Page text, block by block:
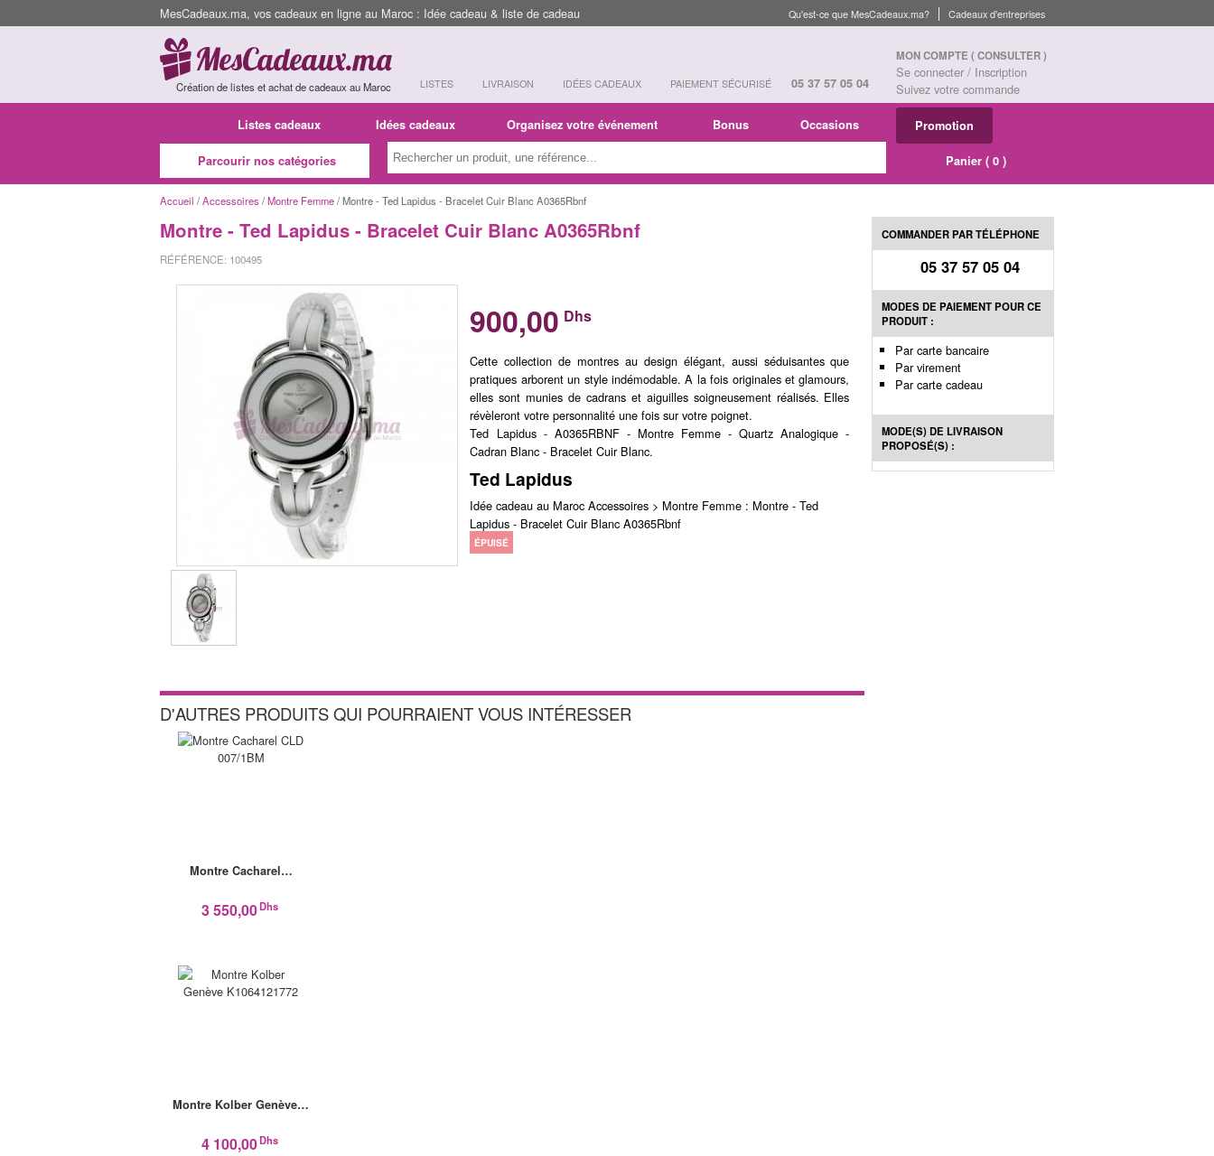
MesCadeaux.ma, vos cadeaux en ligne au Maroc : Idée cadeau & liste de cadeau Cadeaux d'entreprises
Qu'est-ce que MesCadeaux.ma?
Création de listes et achat de cadeaux au Maroc LISTES LIVRAISON IDÉES CADEAUX PAIEMENT SÉCURISÉ 05 37 57 05 04
MON COMPTE ( CONSULTER )
Se connecter / Inscription
Suivez votre commande
Listes cadeaux Idées cadeaux Organisez votre événement Bonus Occasions Promotion
Parcourir nos catégories Panier ( 0 )
Accueil /Accessoires /Montre Femme/ Montre - Ted Lapidus - Bracelet Cuir Blanc A0365Rbnf
Montre - Ted Lapidus - Bracelet Cuir Blanc A0365Rbnf
RÉFÉRENCE: 100495
900,00 Dhs
Cette collection de montres au design élégant, aussi séduisantes que
pratiques arborent un style indémodable. A la fois originales et glamours,
elles sont munies de cadrans et aiguilles soigneusement réalisés. Elles
révèleront votre personnalité une fois sur votre poignet.
Ted Lapidus - A0365RBNF - Montre Femme - Quartz Analogique -
Cadran Blanc - Bracelet Cuir Blanc.
Ted Lapidus
Idée cadeau au Maroc Accessoires > Montre Femme : Montre - Ted
Lapidus - Bracelet Cuir Blanc A0365Rbnf
ÉPUISÉ
D'AUTRES PRODUITS QUI POURRAIENT VOUS INTÉRESSER
Montre Cacharel…
3 550,00Dhs
Montre Kolber Genève…
4 100,00Dhs
COMMANDER PAR TÉLÉPHONE
05 37 57 05 04
MODES DE PAIEMENT POUR CE
PRODUIT :
Par carte bancaire
Par virement
Par carte cadeau
MODE(S) DE LIVRAISON
PROPOSÉ(S) :